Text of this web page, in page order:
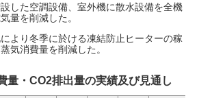
した空調設備、室外機に散水設備を全機
量を削減した。
より冬季に於ける凍結防止ヒーターの稼
気消費量を削減した。
量・CO2排出量の実績及び見通し